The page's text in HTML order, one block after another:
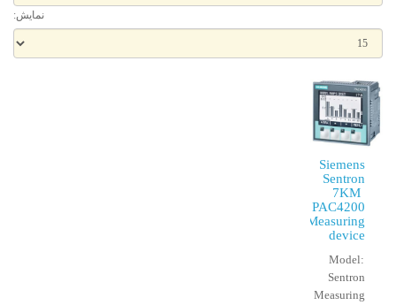
نمایش:
Siemens
Sentron
7KM
PAC4200
Measuring
device
Model:
Sentron
Measuring